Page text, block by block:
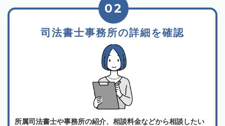
司法書士事務所の詳細を確認
02
所属司法書士や事務所の紹介、相談料金などから相談したい